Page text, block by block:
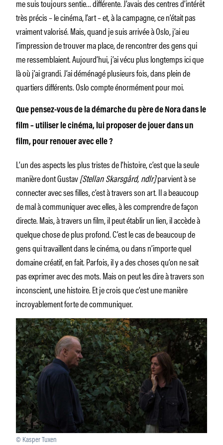
me suis toujours sentie… différente. J’avais des centres d’intérêt
très précis – le cinéma, l’art – et, à la campagne, ce n’était pas
vraiment valorisé. Mais, quand je suis arrivée à Oslo, j’ai eu
l’impression de trouver ma place, de rencontrer des gens qui
me ressemblaient. Aujourd’hui, j’ai vécu plus longtemps ici que
là où j’ai grandi. J’ai déménagé plusieurs fois, dans plein de
quartiers différents. Oslo compte énormément pour moi.
Que pensez-vous de la démarche du père de Nora dans le
film – utiliser le cinéma, lui proposer de jouer dans un
film, pour renouer avec elle ?
L’un des aspects les plus tristes de l’histoire, c’est que la seule
manière dont Gustav[Stellan Skarsgård, ndlr]parvient à se
connecter avec ses filles, c’est à travers son art. Il a beaucoup
de mal à communiquer avec elles, à les comprendre de façon
directe. Mais, à travers un film, il peut établir un lien, il accède à
quelque chose de plus profond. C’est le cas de beaucoup de
gens qui travaillent dans le cinéma, ou dans n’importe quel
domaine créatif, en fait. Parfois, il y a des choses qu’on ne sait
pas exprimer avec des mots. Mais on peut les dire à travers son
inconscient, une histoire. Et je crois que c’est une manière
incroyablement forte de communiquer.
© Kasper Tuxen